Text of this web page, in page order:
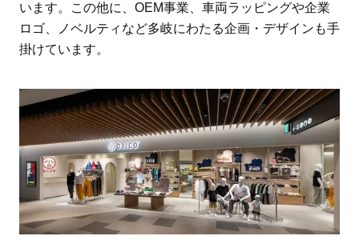
います。この他に、OEM事業、車両ラッピングや企業
ロゴ、ノベルティなど多岐にわたる企画・デザインも手
掛けています。